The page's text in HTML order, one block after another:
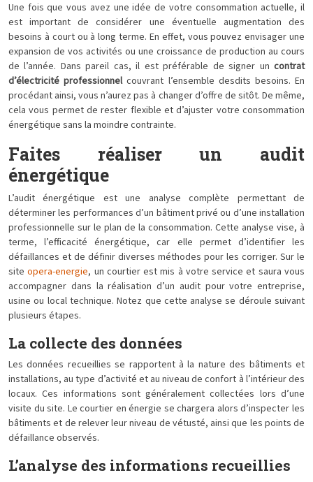
Une fois que vous avez une idée de votre consommation actuelle, il
est important de considérer une éventuelle augmentation des
besoins à court ou à long terme. En effet, vous pouvez envisager une
expansion de vos activités ou une croissance de production au cours
de l’année. Dans pareil cas, il est préférable de signer un contrat
d’électricité professionnelcouvrant l’ensemble desdits besoins. En
procédant ainsi, vous n’aurez pas à changer d’offre de sitôt. De même,
cela vous permet de rester flexible et d’ajuster votre consommation
énergétique sans la moindre contrainte.
Faites réaliser un audit
énergétique
L’audit énergétique est une analyse complète permettant de
déterminer les performances d’un bâtiment privé ou d’une installation
professionnelle sur le plan de la consommation. Cette analyse vise, à
terme, l’efficacité énergétique, car elle permet d’identifier les
défaillances et de définir diverses méthodes pour les corriger. Sur le
siteopera-energie, un courtier est mis à votre service et saura vous
accompagner dans la réalisation d’un audit pour votre entreprise,
usine ou local technique. Notez que cette analyse se déroule suivant
plusieurs étapes.
La collecte des données
Les données recueillies se rapportent à la nature des bâtiments et
installations, au type d’activité et au niveau de confort à l’intérieur des
locaux. Ces informations sont généralement collectées lors d’une
visite du site. Le courtier en énergie se chargera alors d’inspecter les
bâtiments et de relever leur niveau de vétusté, ainsi que les points de
défaillance observés.
L’analyse des informations recueillies